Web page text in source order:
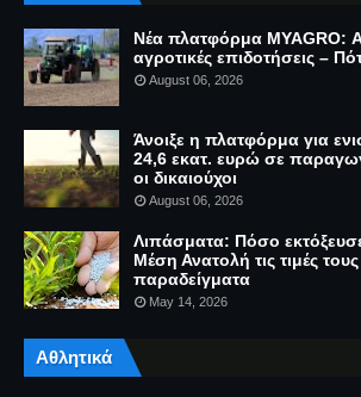
Νέα πλατφόρμα MYAGRO:
αγροτικές επιδοτήσεις –
August 06, 2026
Άνοιξε η πλατφόρμα για
24,6 εκατ. ευρώ σε
οι δικαιούχοι
August 06, 2026
Λιπάσματα: Πόσο
Μέση Ανατολή τις τιμές
παραδείγματα
May 14, 2026
Αθλητικά